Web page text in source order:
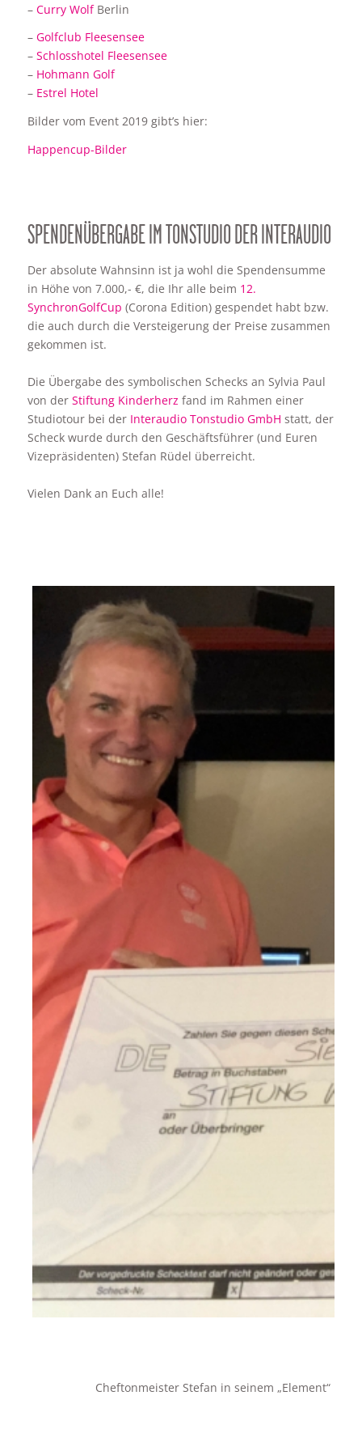
– Curry WolfBerlin
– Golfclub Fleesensee
– Schlosshotel Fleesensee
– Hohmann Golf
– Estrel Hotel
Bilder vom Event 2019 gibt’s hier:
Happencup-Bilder
SPENDENÜBERGABE IM TONSTUDIO DER INTERAUDIO
Der absolute Wahnsinn ist ja wohl die Spendensumme
in Höhe von 7.000,- €, die Ihr alle beim 12.
SynchronGolfCup (Corona Edition) gespendet habt bzw.
die auch durch die Versteigerung der Preise zusammen
gekommen ist.
Die Übergabe des symbolischen Schecks an Sylvia Paul
von der Stiftung Kinderherz fand im Rahmen einer
Studiotour bei der Interaudio Tonstudio GmbH statt, der
Scheck wurde durch den Geschäftsführer (und Euren
Vizepräsidenten) Stefan Rüdel überreicht.
Vielen Dank an Euch alle!
Cheftonmeister Stefan in seinem „Element“